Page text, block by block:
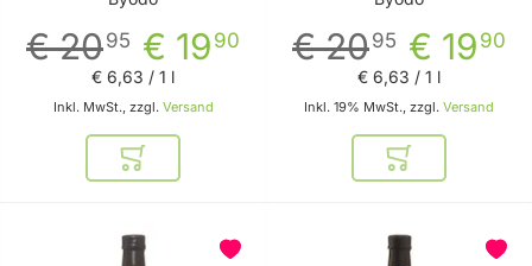
€ 19 90
€ 2095
Inkl. MwSt., zzgl. Versand
€ 6,63 / 1 l
In den Warenkorb
€ 19 90
€ 2095
Inkl. 19% MwSt., zzgl. Versand
€ 6,63 / 1 l
In den